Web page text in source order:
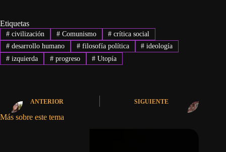
Etiquetas
#civilización #Comunismo # crítica social
#desarrollo humano #filosofía política # ideología
#izquierda #progreso # Utopía
ANTERIOR SIGUIENTE
Más sobre este tema